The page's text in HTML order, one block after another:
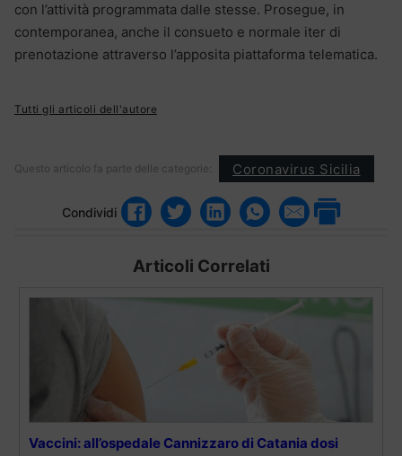
con l’attività programmata dalle stesse. Prosegue, in
contemporanea, anche il consueto e normale iter di
prenotazione attraverso l’apposita piattaforma telematica.
Tutti gli articoli dell'autore
Questo articolo fa parte delle categorie: Coronavirus Sicilia
Condividi
Articoli Correlati
Vaccini: all’ospedale Cannizzaro di Catania dosi